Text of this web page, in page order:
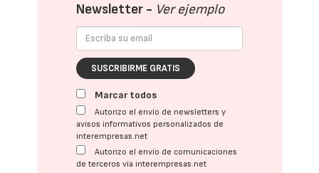
Newsletter - Ver ejemplo
SUSCRIBIRME GRATIS
Marcar todos
Autorizo el envío de newsletters y
avisos informativos personalizados de
interempresas.net
Autorizo el envío de comunicaciones
de terceros vía interempresas.net